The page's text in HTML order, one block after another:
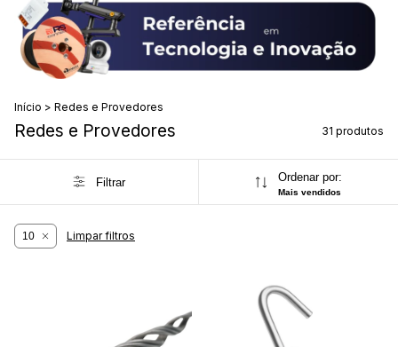
Início > Redes e Provedores
Redes e Provedores 31 produtos
Filtrar Ordenar por:
Mais vendidos
10 Limpar filtros